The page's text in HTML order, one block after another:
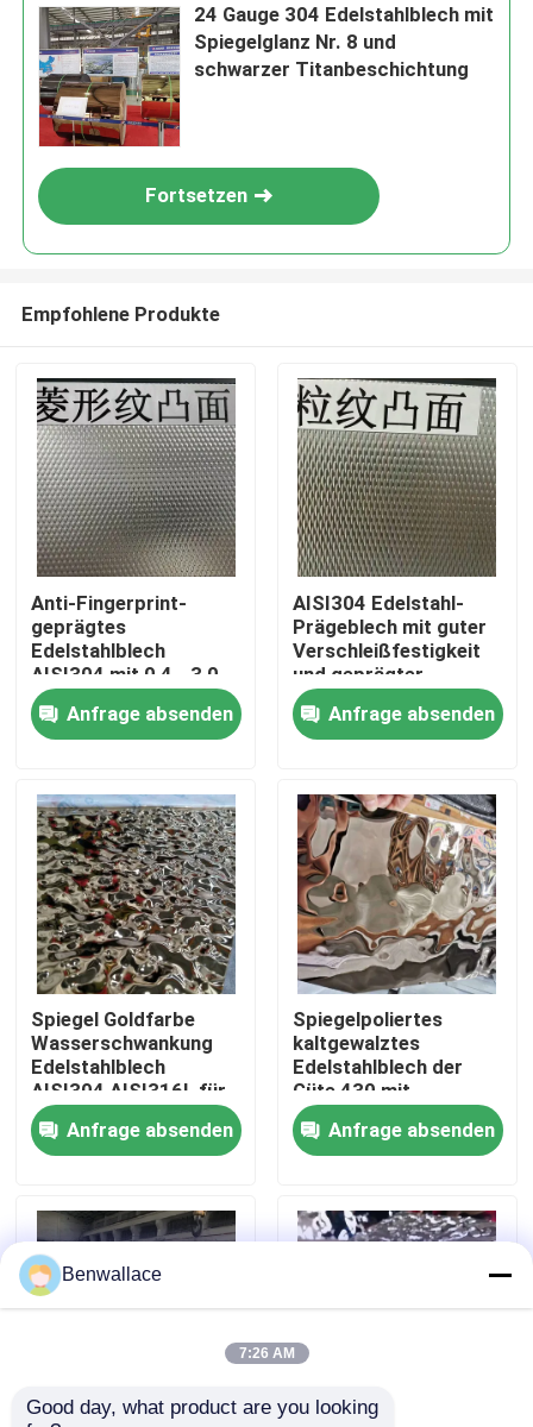
Zu Hause
Produkte
Videos
Über uns
Werksbesichtigung
Qualitätskontrolle
Neuigkeiten
Bitte um ein Angebot
24 Gauge 304 Edelstahlblech mit
Spiegelglanz Nr. 8 und
schwarzer Titanbeschichtung
Fortsetzen
Empfohlene Produkte
Anti-Fingerprint-
geprägtes
Edelstahlblech
AISI304 mit 0,4 - 3,0
mm Dicke für
architektonische
Anwendungen
Anfrage absenden
AISI304 Edelstahl-
Prägeblech mit guter
Verschleißfestigkeit
und geprägter
Oberfläche für
dekorative
Anwendungen
Anfrage absenden
Spiegel Goldfarbe
Wasserschwankung
Edelstahlblech
AISI304 AISI316L für
Deckendekoration
Anfrage absenden
Spiegelpoliertes
kaltgewalztes
Edelstahlblech der
Güte 430 mit
Wasserwellenmuster
und PVD-Farbe
Anfrage absenden
Benwallace
7:26 AM
Good day, what product are you looking